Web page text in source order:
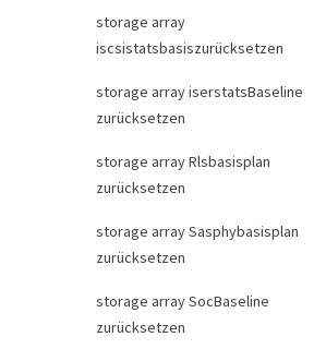
storage array
iscsistatsbasiszurücksetzen
storage array iserstatsBaseline
zurücksetzen
storage array Rlsbasisplan
zurücksetzen
storage array Sasphybasisplan
zurücksetzen
storage array SocBaseline
zurücksetzen